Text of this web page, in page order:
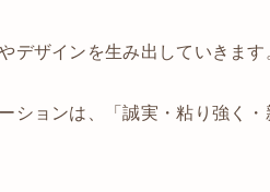
デザインを生み出していきます
ョンは、「誠実・粘り強く